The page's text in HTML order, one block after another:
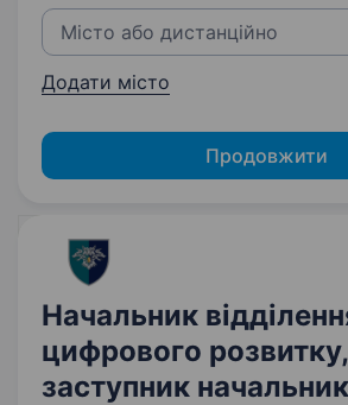
Додати місто
Продовжити
Начальник
цифрового розвитку,
заступник